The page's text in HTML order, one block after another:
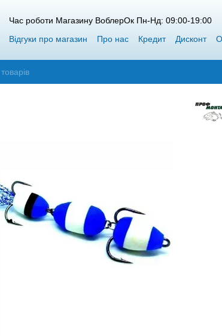
Час роботи Магазину ВоблерОк Пн-Нд: 09:00-19:00
Відгуки про магазин
Про нас Кредит Дисконт